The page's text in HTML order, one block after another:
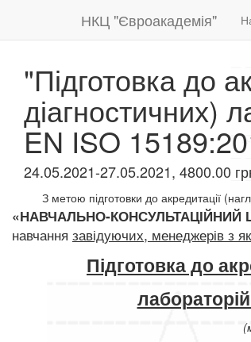
НКЦ "Євроакадемія"
"Підготовка до
діагностичних)
EN ISO
24.05.2021-27.05.2021, 4800.00
З метою підготовки до акредитації
«НАВЧАЛЬНО-КОНСУЛЬТАЦІЙНИЙ
навчання завідуючих, менеджерів з
Підготовка до
лабораторій